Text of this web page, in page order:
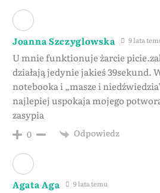
Joanna Szczyglowska 9 lata
U mnie funktionuje żarcie
działają jedynie jakieś 39sekund.
notebooka i „masze i
najlepiej uspokaja mojego
zasypia
0 Odpowiedz
Agata Aga 9 lata temu